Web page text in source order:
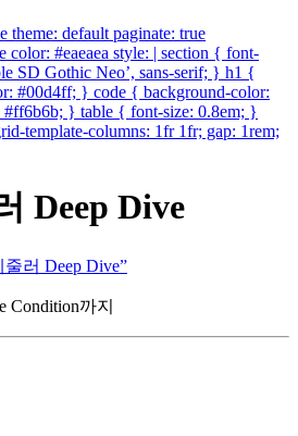
theme: default paginate: true
color: #eaeaea style: | section { font-
SD Gothic Neo’, sans-serif; } h1 {
#00d4ff; } code { background-color:
} table { font-size: 0.8em; }
template-columns: 1fr 1fr; gap: 1rem;
Deep Dive
줄러 Deep Dive”
Condition까지